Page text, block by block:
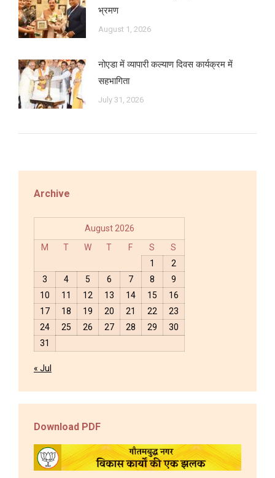
भ्रमण
August 1, 2026
नोएडा में व्यापारी कल्याण दिवस कार्यक्रम में
सहभागिता
July 31, 2026
Archive
August 2026
M
T W T F S
S
1
2
3
4 5 6 7 8
9
10
11 12 13 14 15
16
17
18 19 20 21 22
23
24
25 26 27 28 29
30
31
« Jul
Download PDF